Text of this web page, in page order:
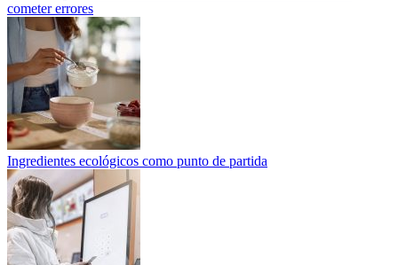
cometer errores
Ingredientes ecológicos como punto de partida